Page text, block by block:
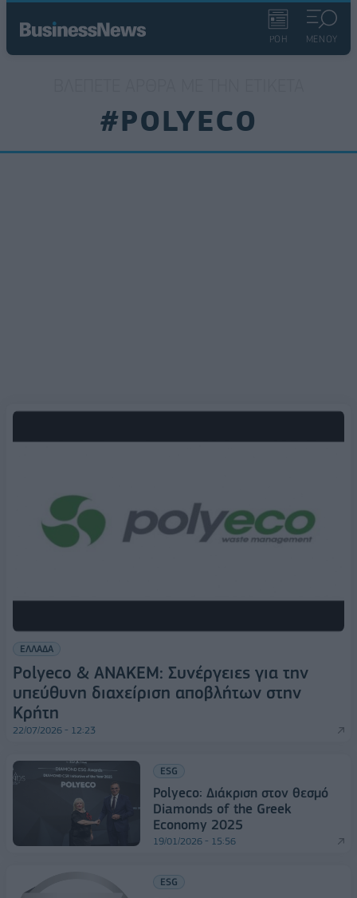
ΡΟΗ ΜΕΝΟΥ
#POLYECO
ΕΛΛΑΔΑ
Polyeco & ΑΝΑΚΕΜ: Συνέργειες για την
υπεύθυνη διαχείριση αποβλήτων στην
Κρήτη
22/07/2026 - 12:23
ESG
Polyeco: Διάκριση στον θεσμό
Diamonds of the Greek
Economy 2025
19/01/2026 - 15:56
ESG